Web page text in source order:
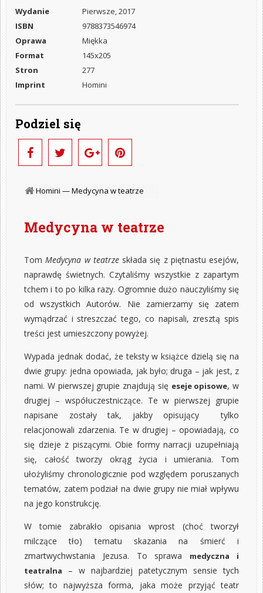
Wydanie
Pierwsze, 2017
ISBN
9788373546974
Oprawa
Miękka
Format
145x205
Stron
277
Imprint
Homini
Podziel się
Homini —Medycyna w teatrze
Medycyna w teatrze
TomMedycyna w teatrzeskłada się z piętnastu esejów,
naprawdę świetnych. Czytaliśmy wszystkie z zapartym
tchem i to po kilka razy. Ogromnie dużo nauczyliśmy się
od wszystkich Autorów. Nie zamierzamy się zatem
wymądrzać i streszczać tego, co napisali, zresztą spis
treści jest umieszczony powyżej.
Wypada jednak dodać, że teksty w książce dzielą się na
dwie grupy: jedna opowiada, jak było; druga – jak jest, z
nami. W pierwszej grupie znajdują się eseje opisowe, w
drugiej – współuczestniczące. Te w pierwszej grupie
napisane zostały tak, jakby opisujący tylko
relacjonowali zdarzenia. Te w drugiej – opowiadają, co
się dzieje z piszącymi. Obie formy narracji uzupełniają
się, całość tworzy okrąg życia i umierania. Tom
ułożyliśmy chronologicznie pod względem poruszanych
tematów, zatem podział na dwie grupy nie miał wpływu
na jego konstrukcję.
W tomie zabrakło opisania wprost (choć tworzył
milczące tło) tematu skazania na śmierć i
zmartwychwstania Jezusa. To sprawa medyczna i
teatralna – w najbardziej patetycznym sensie tych
słów; to najwyższa forma, jaka może przyjąć teatr